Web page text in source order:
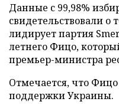
Данные с 99,98%
свидетельствовали о
лидирует партия
летнего Фицо,
премьер-министра
Отмечается, что
поддержки Украины.